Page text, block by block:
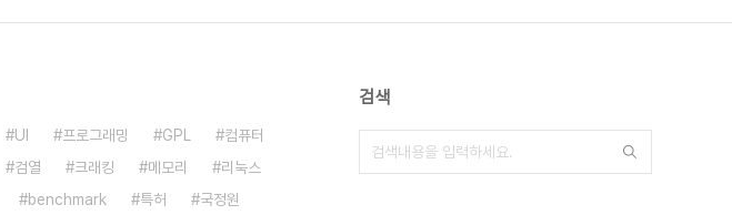
UI 프로그래밍 GPL
컴퓨터
검열 크래킹 메모리
리눅스
benchmark 특허
국정원
검색